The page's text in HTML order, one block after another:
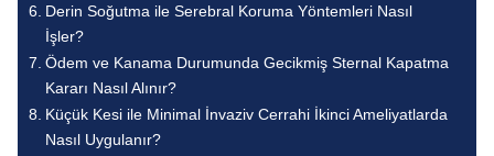
Derin Soğutma ile Serebral Koruma Yöntemleri Nasıl
İşler?
Ödem ve Kanama Durumunda Gecikmiş Sternal Kapatma
Kararı Nasıl Alınır?
Küçük Kesi ile Minimal İnvaziv Cerrahi İkinci Ameliyatlarda
Nasıl Uygulanır?